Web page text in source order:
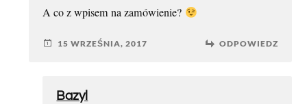
A co z wpisem na zamówienie?
15 WRZEŚNIA, 2017 ODPOWIEDZ
Bazyl